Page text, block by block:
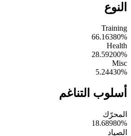
النوع
Training
66.16380%
Health
28.59200%
Misc
5.24430%
أسلوب التناغم
المحرّك
18.68980%
الصياد